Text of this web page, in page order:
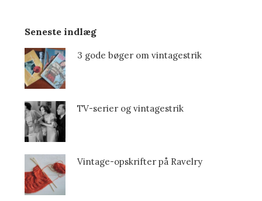
Seneste indlæg
3 gode bøger om vintagestrik
TV-serier og vintagestrik
Vintage-opskrifter på Ravelry